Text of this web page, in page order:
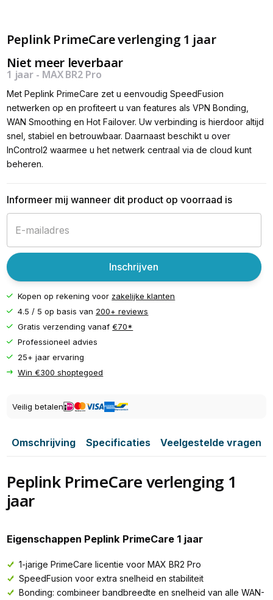
Peplink PrimeCare verlenging 1 jaar
Niet meer leverbaar
1 jaar - MAX BR2 Pro
Met Peplink PrimeCare zet u eenvoudig SpeedFusion
netwerken op en profiteert u van features als VPN Bonding,
WAN Smoothing en Hot Failover. Uw verbinding is hierdoor altijd
snel, stabiel en betrouwbaar. Daarnaast beschikt u over
InControl2 waarmee u het netwerk centraal via de cloud kunt
beheren.
Informeer mij wanneer dit product op voorraad is
Inschrijven
Kopen op rekening voor zakelijke klanten
4.5 / 5 op basis van 200+ reviews
Gratis verzending vanaf€70*
Professioneel advies
25+ jaar ervaring
Win €300 shoptegoed
Veilig betalen
Omschrijving Specificaties Veelgestelde vragen
Peplink PrimeCare verlenging 1
jaar
Eigenschappen Peplink PrimeCare 1 jaar
1-jarige PrimeCare licentie voor MAX BR2 Pro
SpeedFusion voor extra snelheid en stabiliteit
Bonding: combineer bandbreedte en snelheid van alle WAN-